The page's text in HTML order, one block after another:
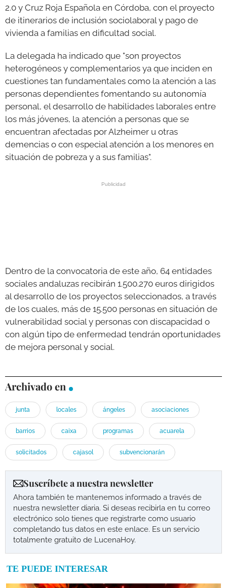
2.0 y Cruz Roja Española en Córdoba, con el proyecto
de itinerarios de inclusión sociolaboral y pago de
vivienda a familias en dificultad social.
La delegada ha indicado que "son proyectos
heterogéneos y complementarios ya que inciden en
cuestiones tan fundamentales como la atención a las
personas dependientes fomentando su autonomía
personal, el desarrollo de habilidades laborales entre
los más jóvenes, la atención a personas que se
encuentran afectadas por Alzheimer u otras
demencias o con especial atención a los menores en
situación de pobreza y a sus familias".
Dentro de la convocatoria de este año, 64 entidades
sociales andaluzas recibirán 1.500.270 euros dirigidos
al desarrollo de los proyectos seleccionados, a través
de los cuales, más de 15.500 personas en situación de
vulnerabilidad social y personas con discapacidad o
con algún tipo de enfermedad tendrán oportunidades
de mejora personal y social.
Archivado en
junta locales ángeles asociaciones
barrios caixa programas acuarela
solicitados cajasol subvencionarán
Suscríbete a nuestra newsletter
Ahora también te mantenemos informado a través de
nuestra newsletter diaria. Si deseas recibirla en tu correo
electrónico solo tienes que registrarte como usuario
completando tus datos en este enlace. Es un servicio
totalmente gratuito de LucenaHoy.
TE PUEDE INTERESAR